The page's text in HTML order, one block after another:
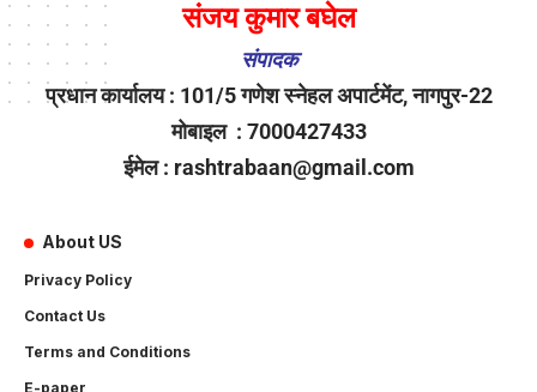
संजय कुमार बघेल
संपादक
प्रधान कार्यालय : 101/5 गणेश स्नेहल अपार्टमेंट, नागपुर-22
मोबाइल : 7000427433
ईमेल : rashtrabaan@gmail.com
About US
Privacy Policy
Contact Us
Terms and Conditions
E-paper